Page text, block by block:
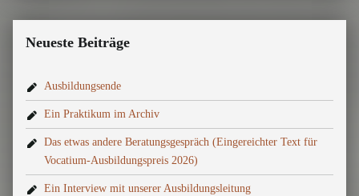
Neueste Beiträge
Ausbildungsende
Ein Praktikum im Archiv
Das etwas andere Beratungsgespräch (Eingereichter Text für
Vocatium-Ausbildungspreis 2026)
Ein Interview mit unserer Ausbildungsleitung